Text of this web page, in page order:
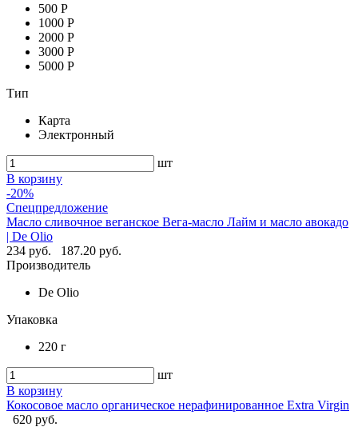
500 Р
1000 Р
2000 Р
3000 Р
5000 Р
Тип
Карта
Электронный
шт
В корзину
-20%
Спецпредложение
Масло сливочное веганское Вега-масло Лайм и масло авокадо
| De Olio
234 руб.
187.20 руб.
Производитель
De Olio
Упаковка
220 г
шт
В корзину
Кокосовое масло органическое нерафинированное Extra Virgin
620 руб.